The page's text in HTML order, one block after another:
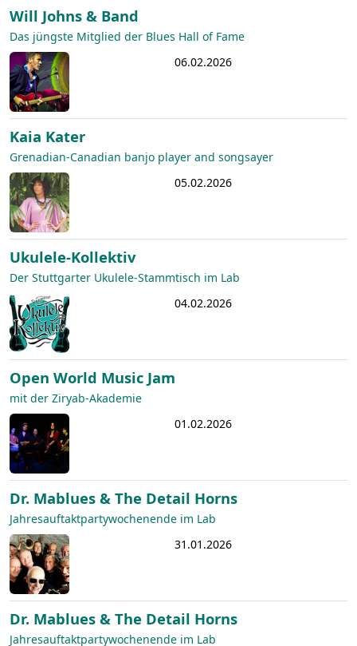
Will Johns & Band
Das jüngste Mitglied der Blues Hall of Fame
06.02.2026
Kaia Kater
Grenadian-Canadian banjo player and songsayer
05.02.2026
Ukulele-Kollektiv
Der Stuttgarter Ukulele-Stammtisch im Lab
04.02.2026
Open World Music Jam
mit der Ziryab-Akademie
01.02.2026
Dr. Mablues & The Detail Horns
Jahresauftaktpartywochenende im Lab
31.01.2026
Dr. Mablues & The Detail Horns
Jahresauftaktpartywochenende im Lab